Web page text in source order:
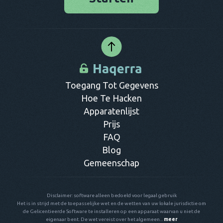
installatie een toestel op afstand volgen nadat je bij deze
dienst een persoonlijke account aanmaakt. Daarna kun je
jezelf aanmelden en op ieder gewenst moment inloggen om
telefoon allemaal gebeurt.
Toegang Tot Gegevens
Hoe Te Hacken
Apparatenlijst
Prijs
FAQ
Blog
Gemeenschap
Disclaimer: software alleen bedoeld voor legaal gebruik
Het is in strijd met de toepasselijke wet en de wetten van uw lokale jurisdictie om
de Gelicentieerde Software te installeren op een apparaat waarvan u niet de
eigenaar bent. De wet vereist over het algemeen...
meer